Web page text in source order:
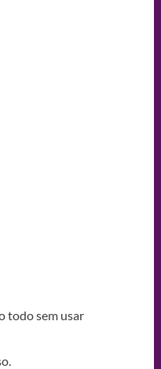
todo sem usar